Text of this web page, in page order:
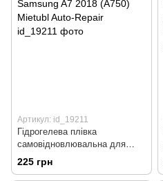
Артикул: id_19211
Гідрогелева плівка
самовідновлювальна для
Samsung A7 2018 (A750)
Mietubl Auto-Repair
225 грн